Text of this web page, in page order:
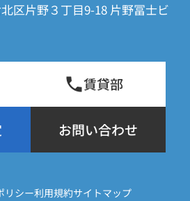
区片野３丁目9-18 片野冨士ビ
賃貸部
お問い合わせ
リシー利用規約サイトマップ